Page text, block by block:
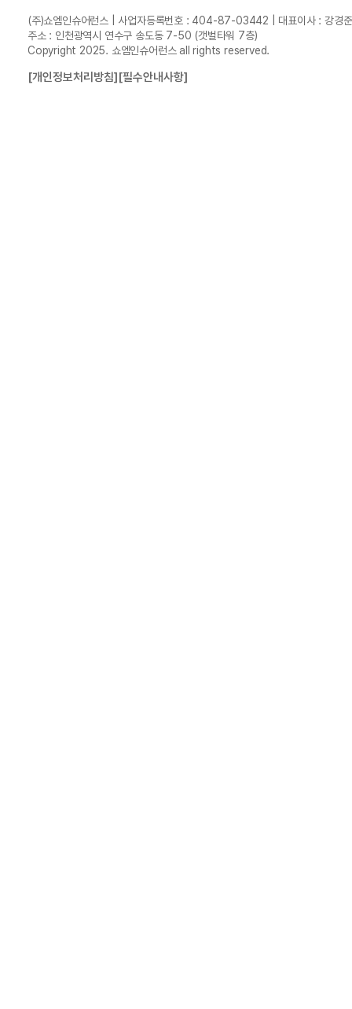
(주)쇼엠인슈어런스 | 사업자등록번호 : 404-87-03442 | 대표이사 : 강경준
주소 : 인천광역시 연수구 송도동 7-50 (갯벌타워 7층)
Copyright 2025. 쇼엠인슈어런스 all rights reserved.
[개인정보처리방침][필수안내사항]